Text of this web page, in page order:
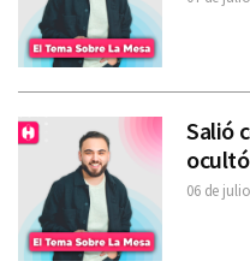
Salió
06 de